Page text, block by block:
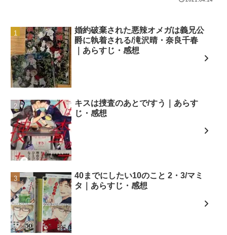
婚約破棄された悪辣オメガは義兄公
爵に執着される/滝沢晴・奈良千春
｜あらすじ・感想
キスは捜査のあとで/すう｜あらす
じ・感想
40までにしたい10のこと 2・3/マミ
タ｜あらすじ・感想